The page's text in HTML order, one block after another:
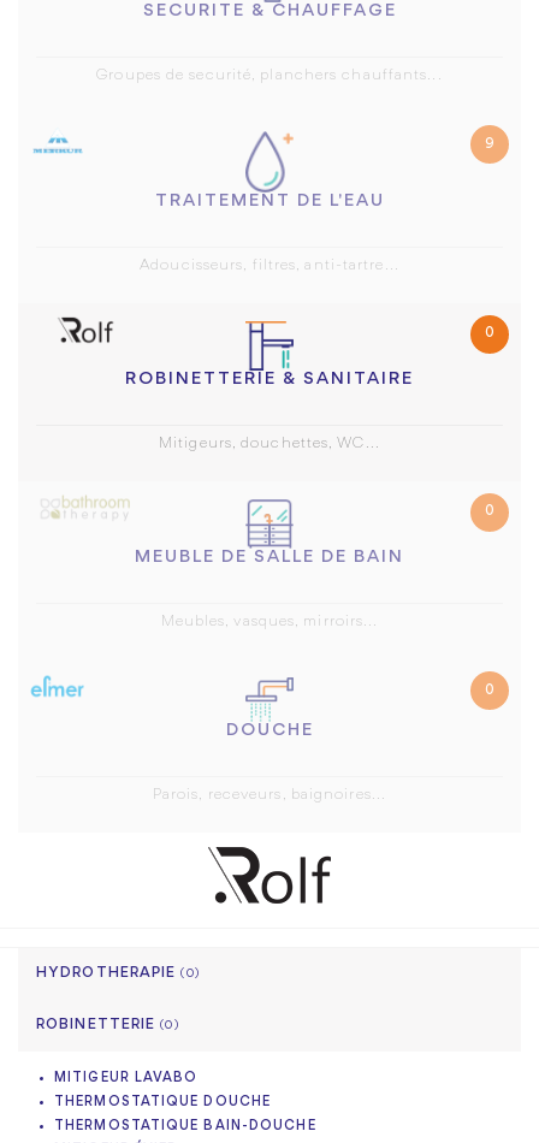
SECURITE & CHAUFFAGE
Groupes de securité, planchers chauffants...
9
TRAITEMENT DE L'EAU
Adoucisseurs, filtres, anti-tartre...
0
ROBINETTERIE & SANITAIRE
Mitigeurs, douchettes, WC...
0
MEUBLE DE SALLE DE BAIN
Meubles, vasques, mirroirs...
0
DOUCHE
Parois, receveurs, baignoires...
HYDROTHERAPIE(0)
ROBINETTERIE(0)
MITIGEUR LAVABO
THERMOSTATIQUE DOUCHE
THERMOSTATIQUE BAIN-DOUCHE